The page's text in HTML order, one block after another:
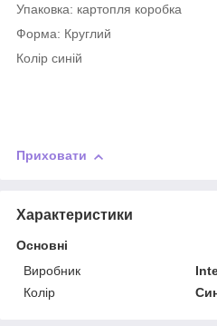
Упаковка: картопля коробка
Форма: Круглий
Колір синій
Приховати
Характеристики
Основні
Виробник
Колір